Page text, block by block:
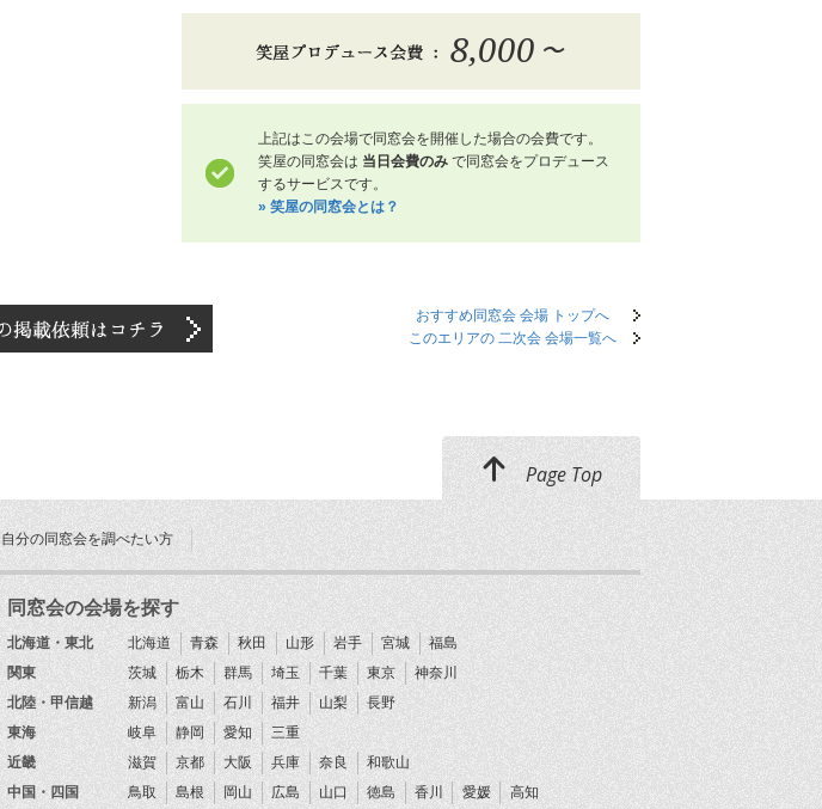
8,000 〜
上記はこの会場で同窓会を開催した場合の会費です。
笑屋の同窓会は 当日会費のみ で同窓会をプロデュース
するサービスです。
» 笑屋の同窓会とは？
おすすめ同窓会 会場 トップへ
このエリアの 二次会 会場一覧へ
Page Top
自分の同窓会を調べたい方
同窓会の会場を探す
北海道・東北 北海道 青森 秋田 山形 岩手 宮城
福島
関東
茨城 栃木 群馬 埼玉 千葉 東京
神奈川
北陸・甲信越
新潟 富山 石川 福井 山梨
長野
東海
岐阜 静岡 愛知
三重
近畿
滋賀 京都 大阪 兵庫 奈良
和歌山
中国・四国
鳥取 島根 岡山 広島 山口 徳島 香川 愛媛
高知